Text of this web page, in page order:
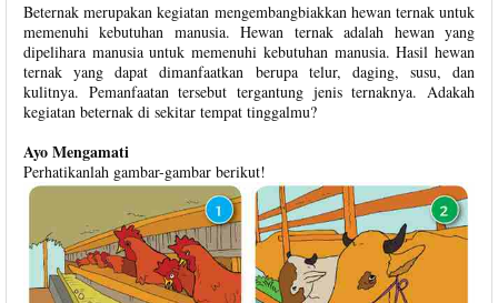
Beternak merupakan kegiatan mengembangbiakkan hewan ternak untuk
memenuhi kebutuhan manusia. Hewan ternak adalah hewan yang
dipelihara manusia untuk memenuhi kebutuhan manusia. Hasil hewan
ternak yang dapat dimanfaatkan berupa telur, daging, susu, dan
kulitnya. Pemanfaatan tersebut tergantung jenis ternaknya. Adakah
kegiatan beternak di sekitar tempat tinggalmu?
Ayo Mengamati
Perhatikanlah gambar-gambar berikut!